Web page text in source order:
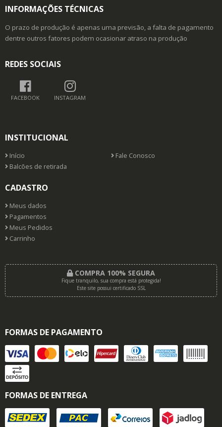
INFORMAÇÕES TÉCNICAS
O prazo de produção é apenas uma previsão, a falta de pagamento
dentre outros fatores podem ocasionar atraso na produção
REDES SOCIAIS
FACEBOOK INSTAGRAM
INSTITUCIONAL
Início
Fale Conosco
Balcões de retirada
CADASTRO
Meus dados
Pagamentos
Meus Pedidos
Carrinho
COMPRA 100% SEGURA
Fique tranquilo, sua compra está protegida!
Este site possui certificado SSL
FORMAS DE PAGAMENTO
FORMAS DE ENTREGA